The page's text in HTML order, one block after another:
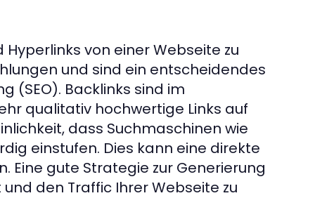
von einer Webseite zu
und sind ein entscheidendes
(SEO). Backlinks sind im
qualitativ hochwertige Links auf
dass Suchmaschinen wie
einstufen. Dies kann eine direkte
Eine gute Strategie zur Generierung
den Traffic Ihrer Webseite zu